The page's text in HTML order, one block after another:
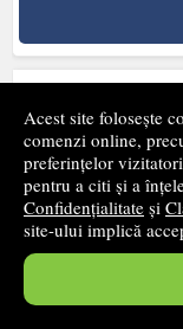
Acest site folosește
comenzi online,
preferințelor
pentru a citi și a
Confidențialitate și
site-ului implică
Timp